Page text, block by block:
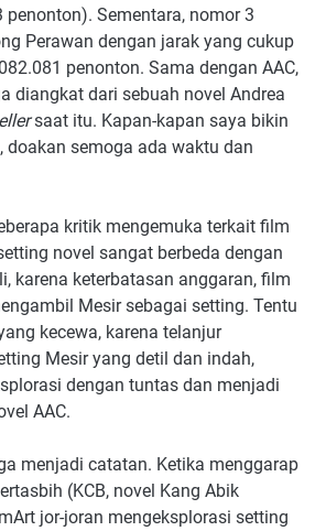
penonton). Sementara, nomor 3
Perawan dengan jarak yang cukup
penonton. Sama dengan AAC,
diangkat dari sebuah novel Andrea
saat itu. Kapan-kapan saya bikin
doakan semoga ada waktu dan
kritik mengemuka terkait film
novel sangat berbeda dengan
karena keterbatasan anggaran, film
Mesir sebagai setting. Tentu
kecewa, karena telanjur
Mesir yang detil dan indah,
dengan tuntas dan menjadi
AAC.
menjadi catatan. Ketika menggarap
(KCB, novel Kang Abik
jor-joran mengeksplorasi setting